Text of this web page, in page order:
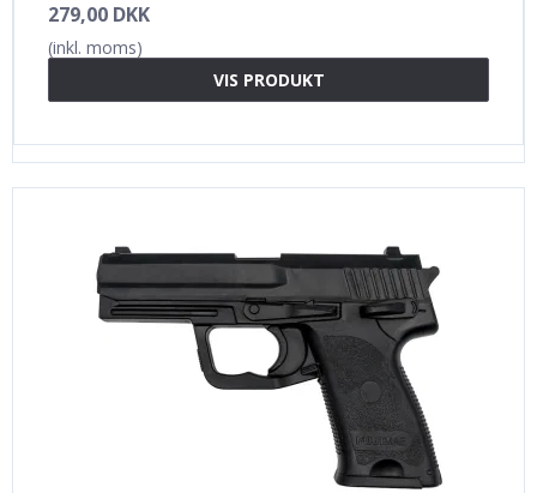
279,00 DKK
(inkl. moms)
VIS PRODUKT